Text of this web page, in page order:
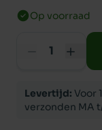
Op voorraad
Levertijd: Voor
verzonden MA